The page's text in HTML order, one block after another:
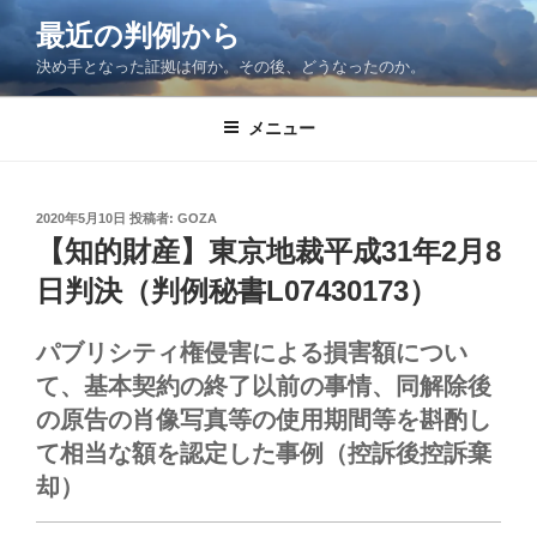
コ
テ
ン
最近の判例から
決め手となった証拠は何か。その後、どうなったのか。
メニュー
投
2020年5月10日 投稿者: GOZA
【知的財産】東京地裁平成31年2月8
日判決（判例秘書L07430173）
パブリシティ権侵害による損害額につい
て、基本契約の終了以前の事情、同解除後
の原告の肖像写真等の使用期間等を斟酌し
て相当な額を認定した事例（控訴後控訴棄
却）